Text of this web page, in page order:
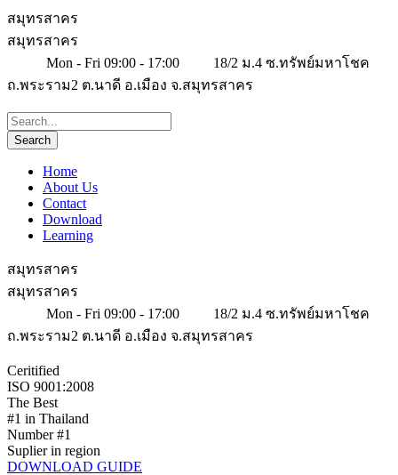
สมุทรสาคร
สมุทรสาคร
Mon - Fri 09:00 - 17:00
18/2 ม.4 ซ.ทรัพย์มหาโชค
ถ.พระราม2 ต.นาดี อ.เมือง จ.สมุทรสาคร
Home
About Us
Contact
Download
Learning
สมุทรสาคร
สมุทรสาคร
Mon - Fri 09:00 - 17:00
18/2 ม.4 ซ.ทรัพย์มหาโชค
ถ.พระราม2 ต.นาดี อ.เมือง จ.สมุทรสาคร
Ceritified
ISO 9001:2008
The Best
#1 in Thailand
Number #1
Suplier in region
DOWNLOAD GUIDE